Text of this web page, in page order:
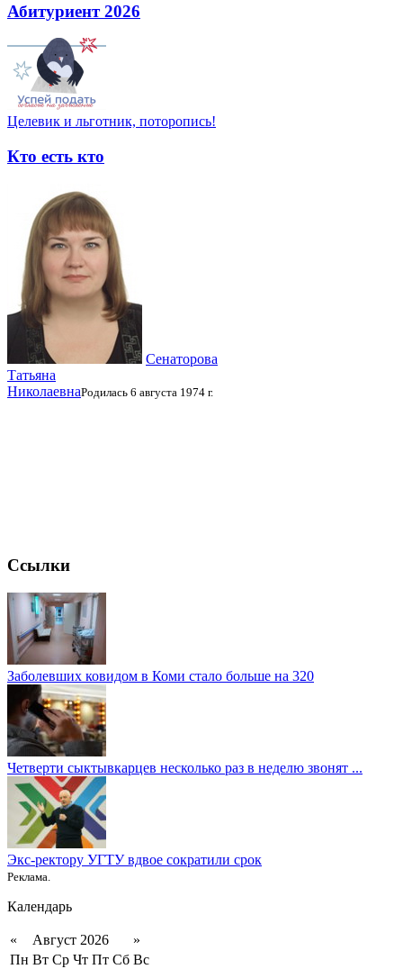
Абитуриент 2026
Целевик и льготник, поторопись!
Кто есть кто
Сенаторова
Татьяна
НиколаевнаРодилась 6 августа 1974 г.
Ссылки
Заболевших ковидом в Коми стало больше на 320
Четверти сыктывкарцев несколько раз в неделю звонят ...
Экс-ректору УГТУ вдвое сократили срок
Реклама.
Календарь
« Август 2026
»
Пн Вт Ср Чт Пт Сб Вс